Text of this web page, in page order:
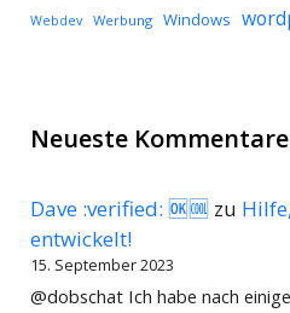
Webdev Werbung Windows
Neueste Kommentare
Dave :verified: 🆗🆒 zu
entwickelt!
15. September 2023
@dobschat Ich habe nach